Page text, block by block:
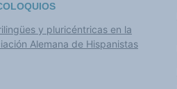
y pluricéntricas en la
Alemana de Hispanistas